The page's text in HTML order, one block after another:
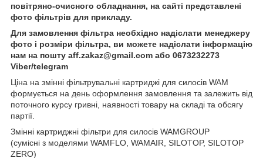
повітряно-очисного обладнання, на сайті представлені
фото фільтрів для прикладу.
Для замовлення фільтра необхідно надіслати менеджеру
фото і розміри фільтра, ви можете надіслати інформацію
нам на пошту aff.zakaz@gmail.com або 0673232273
Viber/telegram
Ціна на змінні фільтрувальні картриджі для силосів WAM
формується на день оформлення замовлення та залежить від
поточного курсу гривні, наявності товару на складі та обсягу
партії.
Змінні картриджні фільтри для силосів WAMGROUP
(сумісні з моделями WAMFLO, WAMAIR, SILOTOP, SILOTOP
ZERO)